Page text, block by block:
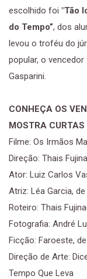
escolhido foi "Tão
do Tempo”, dos
levou o troféu do
popular, o vencedor
Gasparini.
CONHEÇA OS
MOSTRA CURTAS
Filme: Os Irmãos
Direção: Thais
Ator: Luiz Carlos
Atriz: Léa Garcia,
Roteiro: Thais
Fotografia: André
Ficção: Faroeste,
Direção de Arte:
Tempo Que Leva